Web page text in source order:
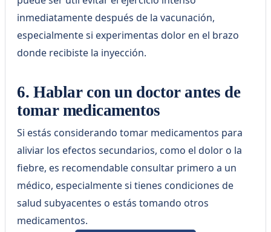
inmediatamente después de la vacunación,
especialmente si experimentas dolor en el brazo
donde recibiste la inyección.
6. Hablar con un doctor antes de
tomar medicamentos
Si estás considerando tomar medicamentos para
aliviar los efectos secundarios, como el dolor o la
fiebre, es recomendable consultar primero a un
médico, especialmente si tienes condiciones de
salud subyacentes o estás tomando otros
medicamentos.